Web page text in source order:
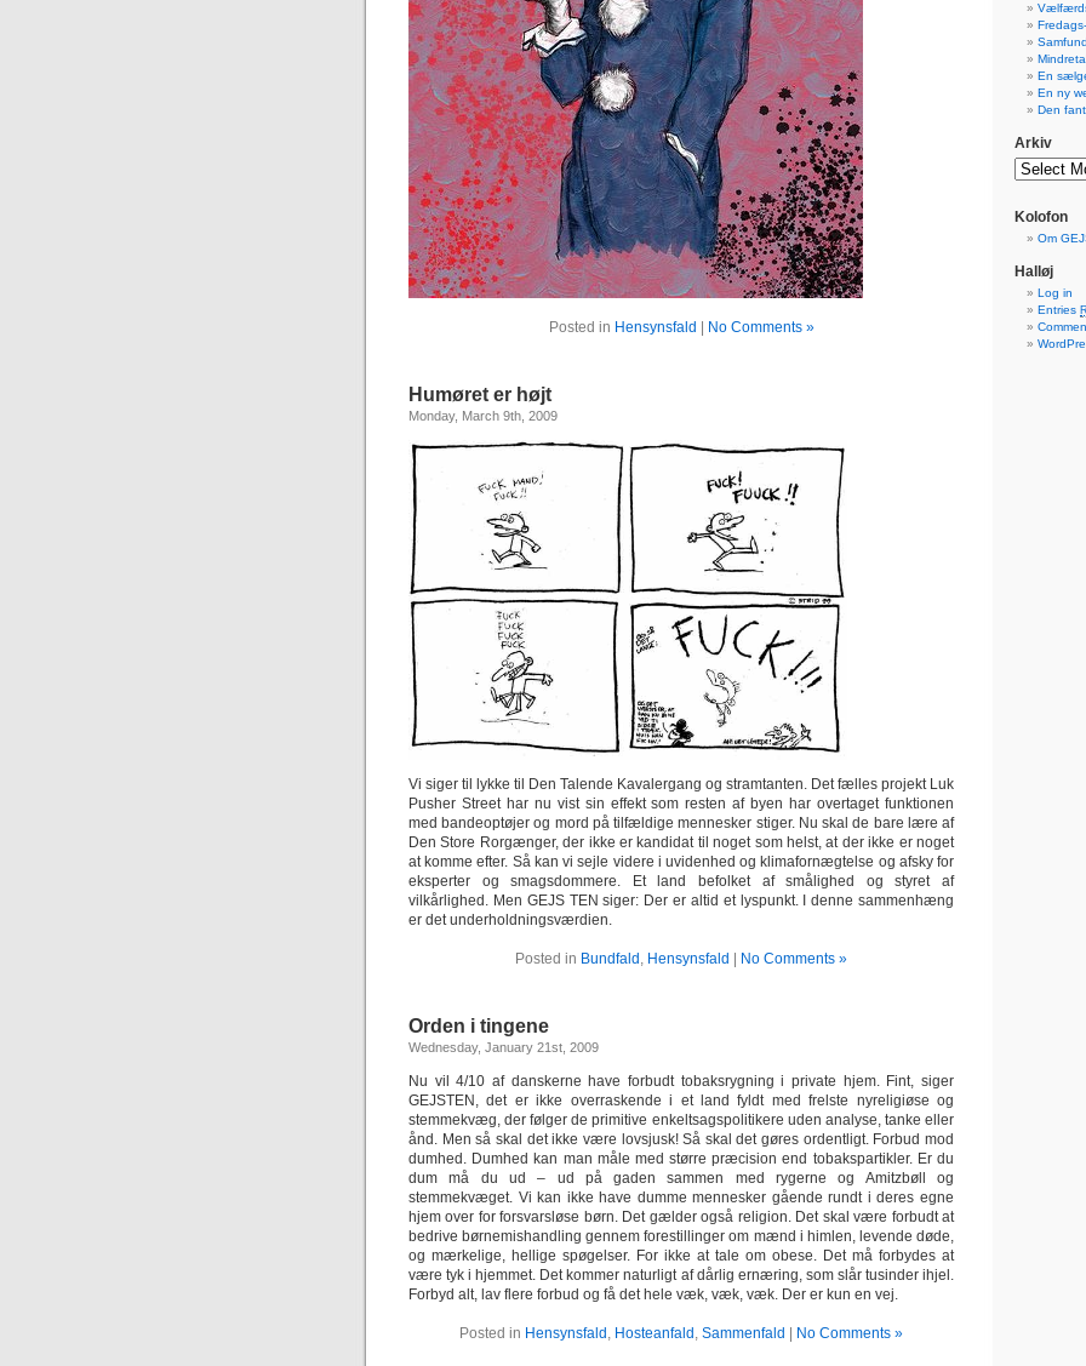
Posted in Hensynsfald No Comments »
Humøret er højt
Monday, March 9th, 2009
Vi siger til lykke til Den Talende Kavalergang og stramtanten. Det fælles projekt Luk
Pusher Street har nu vist sin effekt som resten af byen har overtaget funktionen
med bandeoptøjer og mord på tilfældige mennesker stiger. Nu skal de bare lære af
Den Store Rorgænger, der ikke er kandidat til noget som helst, at der ikke er noget
at komme efter. Så kan vi sejle videre i uvidenhed og klimafornægtelse og afsky for
eksperter og smagsdommere. Et land befolket af smålighed og styret af
vilkårlighed. Men GEJS TEN siger: Der er altid et lyspunkt. I denne sammenhæng
er det underholdningsværdien.
Posted in Bundfald , Hensynsfald No Comments »
Orden i tingene
Wednesday, January 21st, 2009
Nu vil 4/10 af danskerne have forbudt tobaksrygning i private hjem. Fint, siger
GEJSTEN, det er ikke overraskende i et land fyldt med frelste nyreligiøse og
stemmekvæg, der følger de primitive enkeltsagspolitikere uden analyse, tanke eller
ånd. Men så skal det ikke være lovsjusk! Så skal det gøres ordentligt. Forbud mod
dumhed. Dumhed kan man måle med større præcision end tobakspartikler. Er du
dum må du ud – ud på gaden sammen med rygerne og Amitzbøll og
stemmekvæget. Vi kan ikke have dumme mennesker gående rundt i deres egne
hjem over for forsvarsløse børn. Det gælder også religion. Det skal være forbudt at
bedrive børnemishandling gennem forestillinger om mænd i himlen, levende døde,
og mærkelige, hellige spøgelser. For ikke at tale om obese. Det må forbydes at
være tyk i hjemmet. Det kommer naturligt af dårlig ernæring, som slår tusinder ihjel.
Forbyd alt, lav flere forbud og få det hele væk, væk, væk. Der er kun en vej.
Posted in Hensynsfald , Hosteanfald , Sammenfald No Comments »
En
En ny
Den
Arkiv
Kolofon
Om
Halløj
Log in
Entries